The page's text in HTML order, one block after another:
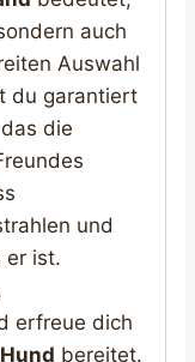
auch
Auswahl
du garantiert
die
und
er ist.
erfreue dich
Hund bereitet.